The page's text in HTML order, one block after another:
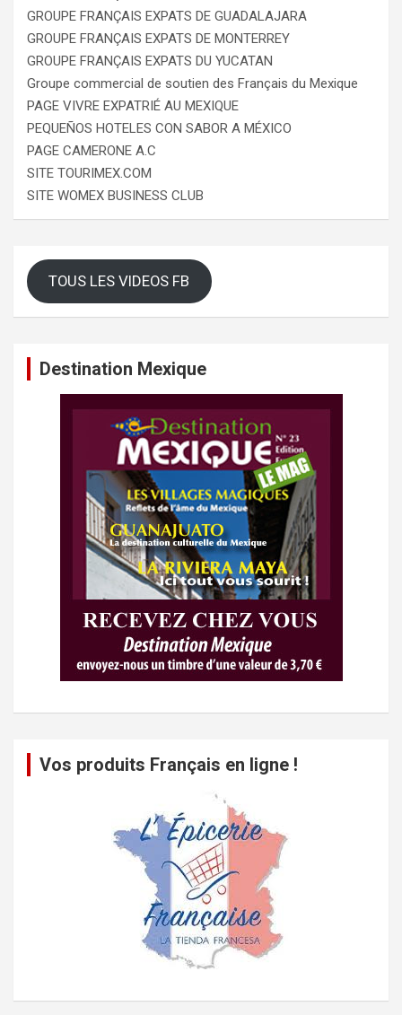
GROUPE FRANÇAIS EXPATS DE GUADALAJARA
GROUPE FRANÇAIS EXPATS DE MONTERREY
GROUPE FRANÇAIS EXPATS DU YUCATAN
Groupe commercial de soutien des Français du Mexique
PAGE VIVRE EXPATRIÉ AU MEXIQUE
PEQUEÑOS HOTELES CON SABOR A MÉXICO
PAGE CAMERONE A.C
SITE TOURIMEX.COM
SITE WOMEX BUSINESS CLUB
TOUS LES VIDEOS FB
Destination Mexique
Vos produits Français en ligne !